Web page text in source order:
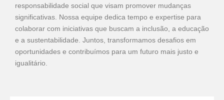
responsabilidade social que visam promover mudanças
significativas. Nossa equipe dedica tempo e expertise para
colaborar com iniciativas que buscam a inclusão, a educação
e a sustentabilidade. Juntos, transformamos desafios em
oportunidades e contribuímos para um futuro mais justo e
igualitário.